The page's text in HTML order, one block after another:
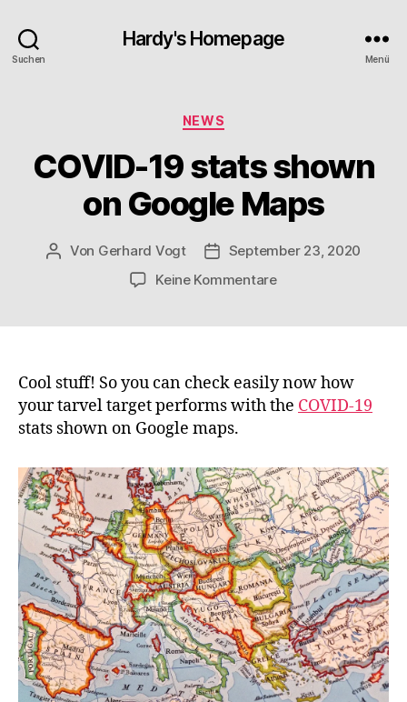
Suchen
Hardy's Homepage
Menü
Kategorien
NEWS
COVID-19 stats shown
on Google Maps
Beitragsautor
Von Gerhard Vogt Veröffentlichungsdatum
September 23, 2020
Keine Kommentarezu
on
Google
Maps
Cool stuff! So you can check easily now how
your tarvel target performs with the COVID-19
stats shown on Google maps.